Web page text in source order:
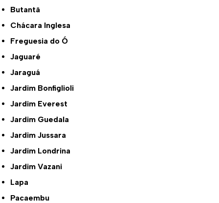
Butantã
Chácara Inglesa
Freguesia do Ó
Jaguaré
Jaraguá
Jardim Bonfiglioli
Jardim Everest
Jardim Guedala
Jardim Jussara
Jardim Londrina
Jardim Vazani
Lapa
Pacaembu